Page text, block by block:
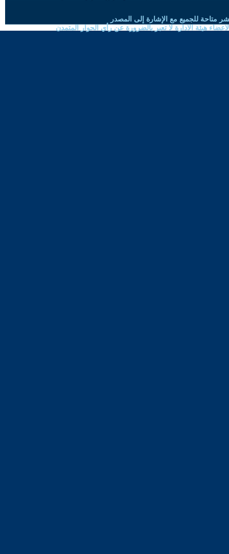
متاحة للجميع مع الإشارة إلى المصدر
هيئة الادارة لا تعبر بالضرورة عن رأي الحوار المتمدن